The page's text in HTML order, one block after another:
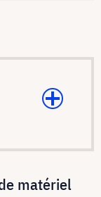
matériel